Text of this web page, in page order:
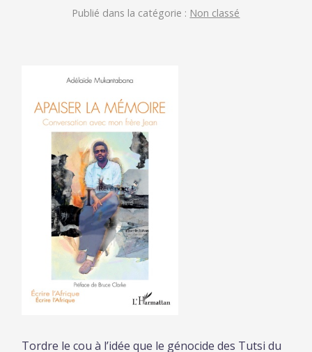
Publié dans la catégorie : Non classé
Tordre le cou à l’idée que le génocide des Tutsi du